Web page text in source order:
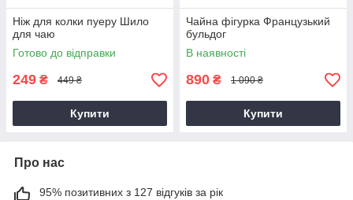
Ніж для колки пуеру Шило
для чаю
Готово до відправки
249 ₴ 449 ₴
Купити
Чайна фігурка Французький
бульдог
В наявності
890 ₴ 1 090 ₴
Купити
Про нас
95% позитивних з 127 відгуків за рік